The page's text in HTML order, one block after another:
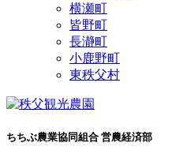
横瀬町
皆野町
長瀞町
小鹿野町
東秩父村
ちちぶ農業協同組合 営農経済部